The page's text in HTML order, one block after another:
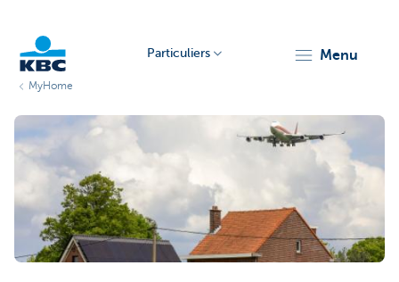
Particuliers menu
MyHome